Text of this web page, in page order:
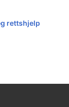
rettshjelp